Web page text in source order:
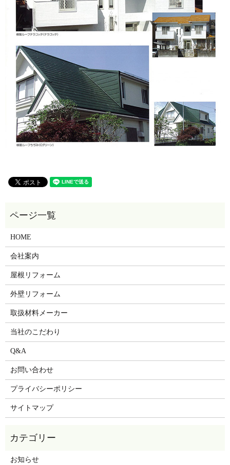
HOME
会社案内
屋根リフォーム
外壁リフォーム
取扱材料メーカー
当社のこだわり
Q&A
お問い合わせ
プライバシーポリシー
サイトマップ
お知らせ